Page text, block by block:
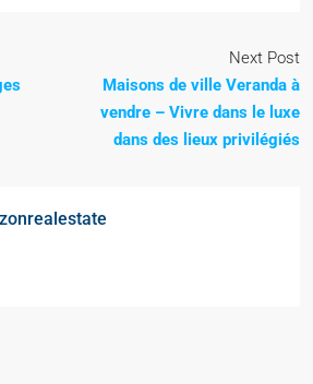
Next Post
Maisons de ville Veranda à
vendre – Vivre dans le luxe
dans des lieux privilégiés